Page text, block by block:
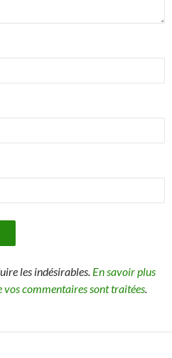
les indésirables. En savoir plus
vos commentaires sont traitées.